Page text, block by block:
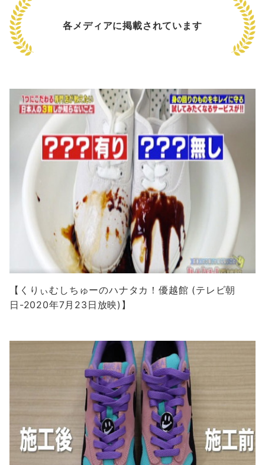
各メディアに掲載されています
【くりぃむしちゅーのハナタカ！優越館 (テレビ朝
日-2020年7月23日放映)】